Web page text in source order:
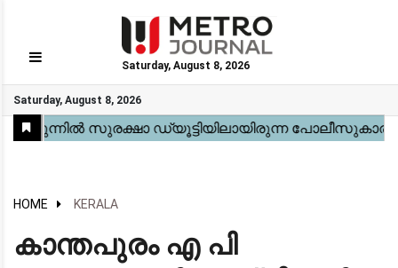
Saturday, August 8, 2026
Saturday, August 8, 2026
GO
Home
Kerala
National
Gulf
World
Sports
Movies
Health
Automobile
Travel
Education
Novel
Business
Technology
Webstory
HOME KERALA
കാന്തപുരം എ പി